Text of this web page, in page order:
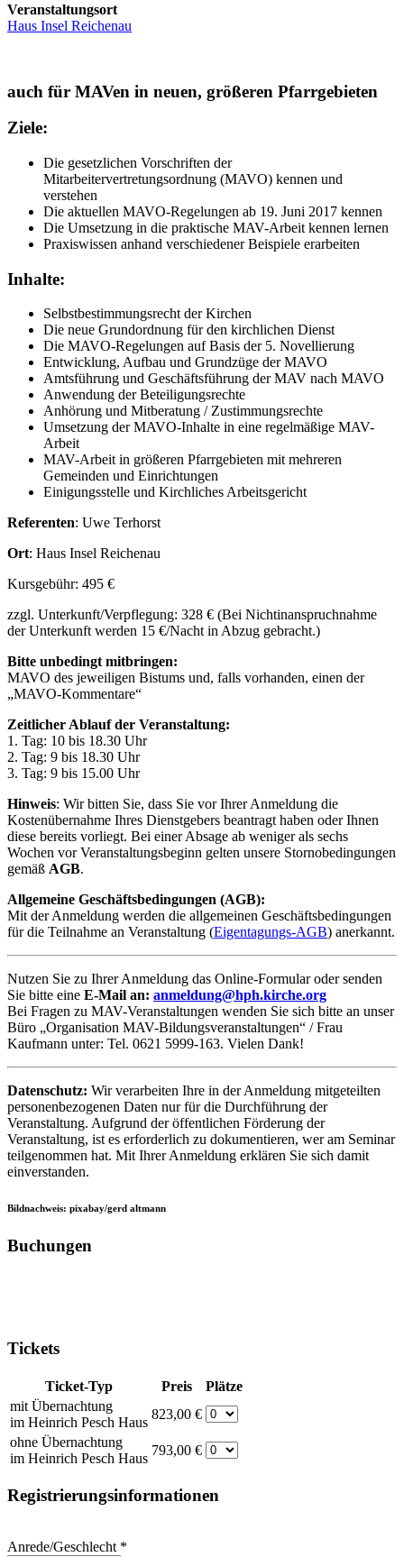
Veranstaltungsort
Haus Insel Reichenau
auch für MAVen in neuen, größeren Pfarrgebieten
Ziele:
Die gesetzlichen Vorschriften der
Mitarbeitervertretungsordnung (MAVO) kennen und
verstehen
Die aktuellen MAVO-Regelungen ab 19. Juni 2017 kennen
Die Umsetzung in die praktische MAV-Arbeit kennen lernen
Praxiswissen anhand verschiedener Beispiele erarbeiten
Inhalte:
Selbstbestimmungsrecht der Kirchen
Die neue Grundordnung für den kirchlichen Dienst
Die MAVO-Regelungen auf Basis der 5. Novellierung
Entwicklung, Aufbau und Grundzüge der MAVO
Amtsführung und Geschäftsführung der MAV nach MAVO
Anwendung der Beteiligungsrechte
Anhörung und Mitberatung / Zustimmungsrechte
Umsetzung der MAVO-Inhalte in eine regelmäßige MAV-
Arbeit
MAV-Arbeit in größeren Pfarrgebieten mit mehreren
Gemeinden und Einrichtungen
Einigungsstelle und Kirchliches Arbeitsgericht
Referenten: Uwe Terhorst
Ort: Haus Insel Reichenau
Kursgebühr: 495 €
zzgl. Unterkunft/Verpflegung: 328 € (Bei Nichtinanspruchnahme
der Unterkunft werden 15 €/Nacht in Abzug gebracht.)
Bitte unbedingt mitbringen:
MAVO des jeweiligen Bistums und, falls vorhanden, einen der
„MAVO-Kommentare“
Zeitlicher Ablauf der Veranstaltung:
1. Tag: 10 bis 18.30 Uhr
2. Tag: 9 bis 18.30 Uhr
3. Tag: 9 bis 15.00 Uhr
Hinweis: Wir bitten Sie, dass Sie vor Ihrer Anmeldung die
Kostenübernahme Ihres Dienstgebers beantragt haben oder Ihnen
diese bereits vorliegt. Bei einer Absage ab weniger als sechs
Wochen vor Veranstaltungsbeginn gelten unsere Stornobedingungen
gemäß AGB.
Allgemeine Geschäftsbedingungen (AGB):
Mit der Anmeldung werden die allgemeinen Geschäftsbedingungen
für die Teilnahme an Veranstaltung (Eigentagungs-AGB) anerkannt.
Nutzen Sie zu Ihrer Anmeldung das Online-Formular oder senden
Sie bitte eine E-Mail an: anmeldung@hph.kirche.org
Bei Fragen zu MAV-Veranstaltungen wenden Sie sich bitte an unser
Büro „Organisation MAV-Bildungsveranstaltungen“ / Frau
Kaufmann unter: Tel. 0621 5999-163. Vielen Dank!
Datenschutz: Wir verarbeiten Ihre in der Anmeldung mitgeteilten
personenbezogenen Daten nur für die Durchführung der
Veranstaltung. Aufgrund der öffentlichen Förderung der
Veranstaltung, ist es erforderlich zu dokumentieren, wer am Seminar
teilgenommen hat. Mit Ihrer Anmeldung erklären Sie sich damit
einverstanden.
Bildnachweis: pixabay/gerd altmann
Buchungen
Tickets
Ticket-Typ Preis
Plätze
mit Übernachtung
im Heinrich Pesch Haus
823,00 €
ohne Übernachtung
im Heinrich Pesch Haus
793,00 €
Registrierungsinformationen
Anrede/Geschlecht *